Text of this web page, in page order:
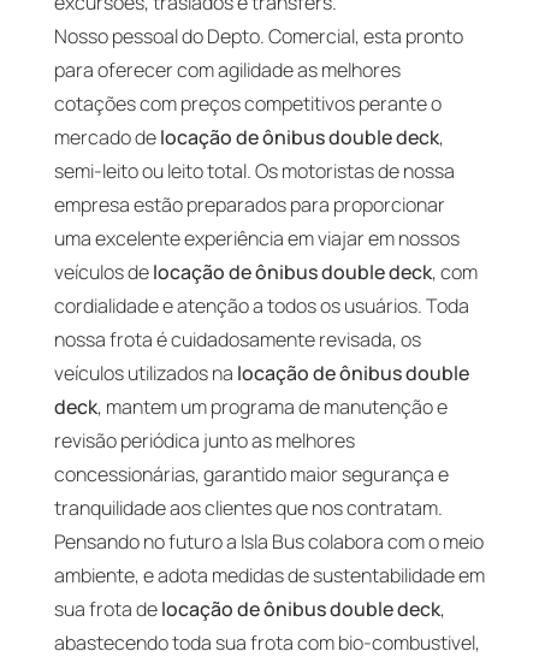
Nosso pessoal do Depto. Comercial, esta pronto
para oferecer com agilidade as melhores
cotações com preços competitivos perante o
mercado delocação de ônibus double deck,
semi-leito ou leito total. Os motoristas de nossa
empresa estão preparados para proporcionar
uma excelente experiência em viajar em nossos
veículos delocação de ônibus double deck, com
cordialidade e atenção a todos os usuários. Toda
nossa frota é cuidadosamente revisada, os
veículos utilizados na locação de ônibus double
deck, mantem um programa de manutenção e
revisão periódica junto as melhores
concessionárias, garantido maior segurança e
tranquilidade aos clientes que nos contratam.
Pensando no futuro a Isla Bus colabora com o meio
ambiente, e adota medidas de sustentabilidade em
sua frota delocação de ônibus double deck,
abastecendo toda sua frota com bio-combustivel,